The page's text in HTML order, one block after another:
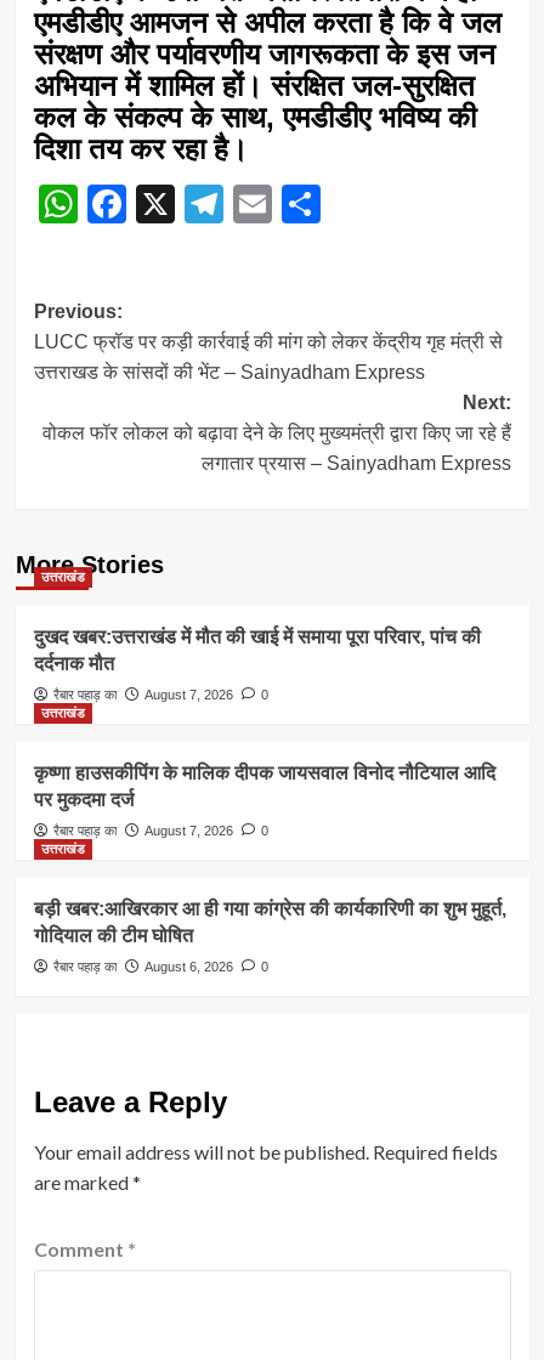
एमडीडीए आमजन से अपील करता है कि वे जल
संरक्षण और पर्यावरणीय जागरूकता के इस जन
अभियान में शामिल हों। संरक्षित जल-सुरक्षित
कल के संकल्प के साथ, एमडीडीए भविष्य की
दिशा तय कर रहा है।
WhatsApp
Facebook
X Telegram
EmailShare
Post
navigation
Previous:
LUCC फ्रॉड पर कड़ी कार्रवाई की मांग को लेकर केंद्रीय गृह मंत्री से
उत्तराखड के सांसदों की भेंट – Sainyadham Express
Next:
वोकल फॉर लोकल को बढ़ावा देने के लिए मुख्यमंत्री द्वारा किए जा रहे हैं
लगातार प्रयास – Sainyadham Express
More Stories
उत्तराखंड
दुखद खबर:उत्तराखंड में मौत की खाई में समाया पूरा परिवार, पांच की
दर्दनाक मौत
रैबार पहाड़ का August 7, 2026
0
उत्तराखंड
कृष्णा हाउसकीपिंग के मालिक दीपक जायसवाल विनोद नौटियाल आदि
पर मुकदमा दर्ज
रैबार पहाड़ का August 7, 2026
0
उत्तराखंड
बड़ी खबर:आखिरकार आ ही गया कांग्रेस की कार्यकारिणी का शुभ मुहूर्त,
गोदियाल की टीम घोषित
रैबार पहाड़ का August 6, 2026 0
Leave a Reply
Your email address will not be published. Required fields
are marked*
Comment *